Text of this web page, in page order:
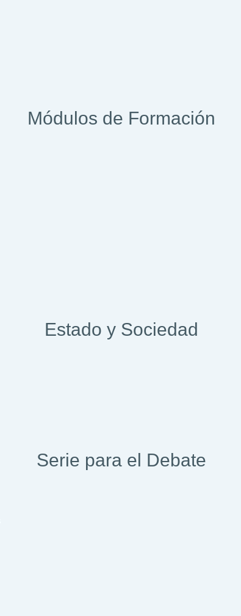
Módulos de Formación
Estado y Sociedad
Serie para el Debate